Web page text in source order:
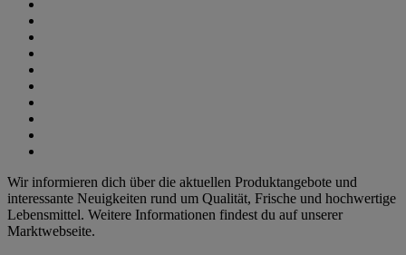
Wir informieren dich über die aktuellen Produktangebote und
interessante Neuigkeiten rund um Qualität, Frische und hochwertige
Lebensmittel. Weitere Informationen findest du auf unserer
Marktwebseite.